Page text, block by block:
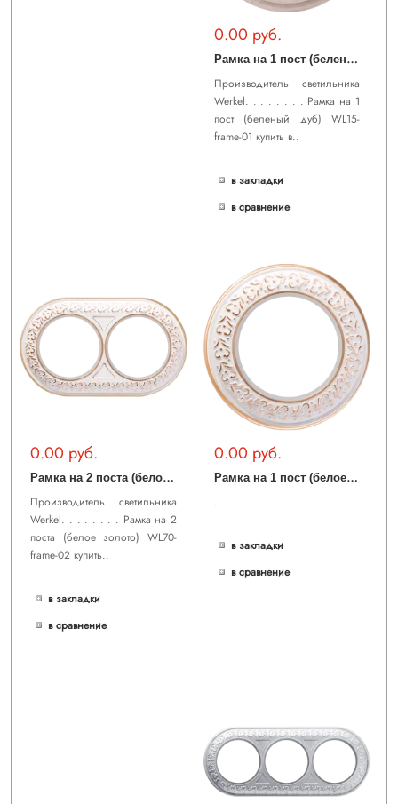
0.00 руб.
Р
амка на 1 пост (беленый дуб) WL15-frame-01
Производитель светильника
Werkel. . . . . . . . Рамка на 1
пост (беленый дуб) WL15-
frame-01 купить в..
в закладки
в сравнение
0.00 руб.
Р
амка на 2 поста (белое золото) WL70-frame-02
Производитель светильника
Werkel. . . . . . . . Рамка на 2
поста (белое золото) WL70-
frame-02 купить..
в закладки
в сравнение
0.00 руб.
Р
амка на 1 пост (белое золото) WL70-frame-01
..
в закладки
в сравнение